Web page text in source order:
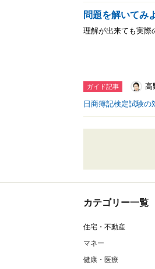
問題を解いてみ
理解が出来ても実際
ガイド記事
高
日商簿記検定試験の
カテゴリー一覧
住宅・不動産
マネー
健康・医療